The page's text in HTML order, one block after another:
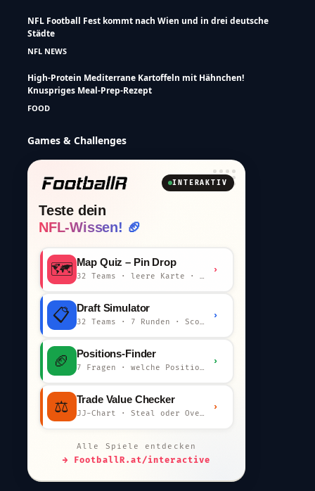
NFL Football Fest kommt nach Wien und in drei deutsche
Städte
NFL NEWS
High-Protein Mediterrane Kartoffeln mit Hähnchen!
Knuspriges Meal-Prep-Rezept
FOOD
Games & Challenges
INTERAKTIV
Teste dein
NFL-Wissen! 🏈
🗺️ Map Quiz – Pin Drop
32 Teams · leere Karte · km-Wertung
›
📋 Draft Simulator
32 Teams · 7 Runden · Scout-Kommentar
›
🏈 Positions-Finder
7 Fragen · welche Position bist du?
›
⚖️ Trade Value Checker
JJ-Chart · Steal oder Overpay?
›
Alle Spiele entdecken
→ FootballR.at/interactive